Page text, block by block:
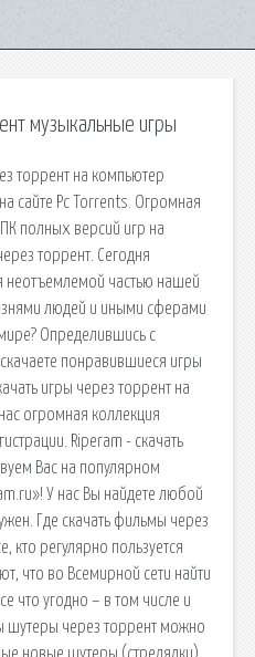
музыкальные игры
торрент на компьютер
сайте Pc Torrents. Огромная
полных версий игр на
торрент. Сегодня
неотъемлемой частью нашей
людей и иными сферами
Определившись с
понравившиеся игры
игры через торрент на
огромная коллекция
Riperam - скачать
Вас на популярном
У нас Вы найдете любой
Где скачать фильмы через
кто регулярно пользуется
что во Всемирной сети найти
что угодно – в том числе и
шутеры через торрент можно
новые шутеры (стрелялки)